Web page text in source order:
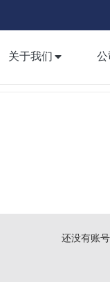
关于我们 公
还没有账